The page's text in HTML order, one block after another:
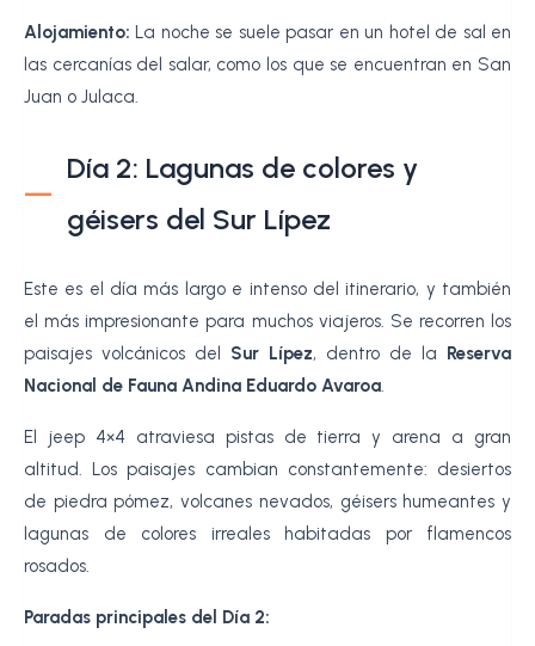
Alojamiento: La noche se suele pasar en un hotel de sal en
las cercanías del salar, como los que se encuentran en San
Juan o Julaca.
Día 2: Lagunas de colores y
géisers del Sur Lípez
Este es el día más largo e intenso del itinerario, y también
el más impresionante para muchos viajeros. Se recorren los
paisajes volcánicos del Sur Lípez, dentro de la Reserva
Nacional de Fauna Andina Eduardo Avaroa.
El jeep 4×4 atraviesa pistas de tierra y arena a gran
altitud. Los paisajes cambian constantemente: desiertos
de piedra pómez, volcanes nevados, géisers humeantes y
lagunas de colores irreales habitadas por flamencos
rosados.
Paradas principales del Día 2: